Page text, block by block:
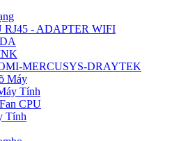
- ADAPTER WIFI
MERCUSYS-DRAYTEK
Máy
Tính
CPU
Tính